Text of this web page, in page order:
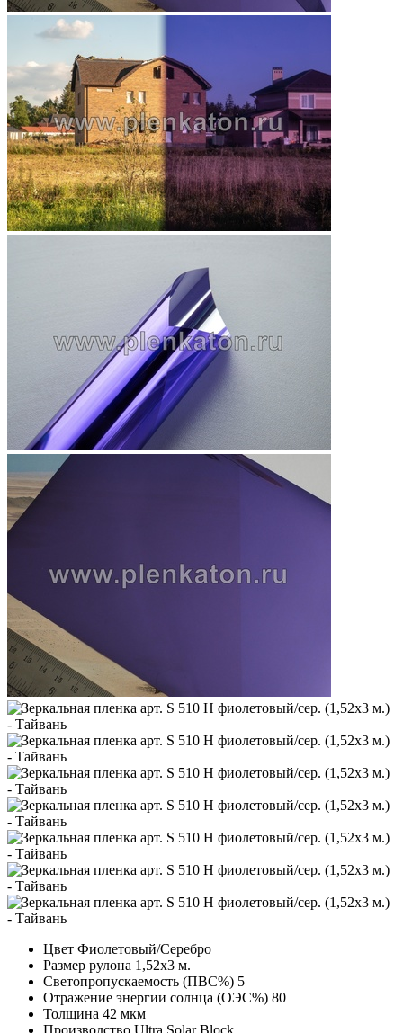
Цвет Фиолетовый/Серебро
Размер рулона 1,52х3 м.
Светопропускаемость (ПВС%) 5
Отражение энергии солнца (ОЭС%) 80
Толщина 42 мкм
Производство Ultra Solar Block